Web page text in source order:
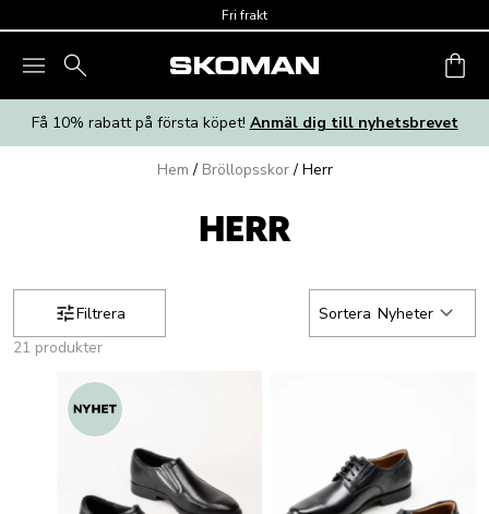
Fri frakt
Få 10% rabatt på första köpet! Anmäl dig till nyhetsbrevet
Hem / Bröllopsskor / Herr
HERR
Filtrera Sortera Nyheter
21 produkter